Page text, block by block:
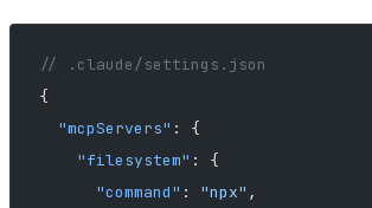
// .claude/settings.json
{
  "mcpServers"
: {
    "filesystem"
: {
      "command"
: "npx" ,